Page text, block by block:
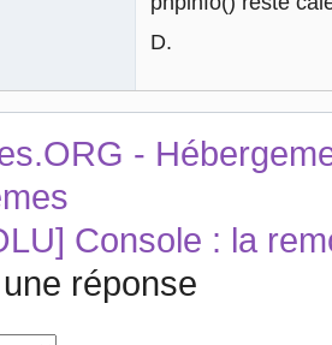
D.
-
Console : la
réponse